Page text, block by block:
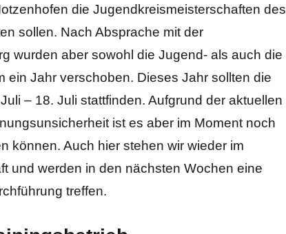
die Jugendkreismeisterschaften des
sollen. Nach Absprache mit der
wurden aber sowohl die Jugend- als auch die
ein Jahr verschoben. Dieses Jahr sollten die
– 18. Juli stattfinden. Aufgrund der aktuellen
ist es aber im Moment noch
können. Auch hier stehen wir wieder im
und werden in den nächsten Wochen eine
treffen.